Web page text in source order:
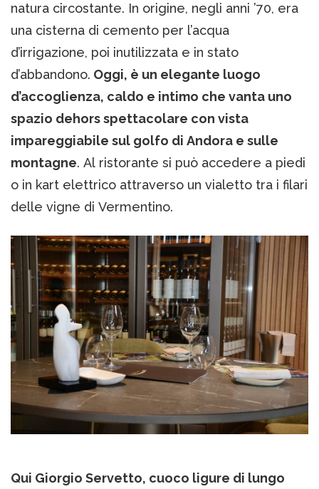
natura circostante. In origine, negli anni ’70, era
una cisterna di cemento per l’acqua
d’irrigazione, poi inutilizzata e in stato
d’abbandono. Oggi, è un elegante luogo
d’accoglienza, caldo e intimo che vanta uno
spazio dehors spettacolare con vista
impareggiabile sul golfo di Andora e sulle
montagne. Al ristorante si può accedere a piedi
o in kart elettrico attraverso un vialetto tra i filari
delle vigne di Vermentino.
Qui Giorgio Servetto, cuoco ligure di lungo